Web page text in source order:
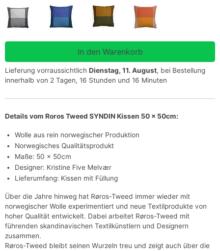
Lieferung vorraussichtlich Dienstag, 11. August, bei Bestellung
innerhalb von 2 Tagen, 16 Stunden und 16 Minuten
Details vom Roros Tweed SYNDIN Kissen 50 x 50cm:
Wolle aus rein norwegischer Produktion
Norwegisches Qualitätsprodukt
Maße: 50 x 50cm
Designer: Kristine Five Melvær
Lieferumfang: Kissen mit Füllung
Über die Jahre hinweg hat Røros-Tweed immer wieder mit
norwegischer Wolle experimentiert und neue Textilprodukte von
hoher Qualität entwickelt. Dabei arbeitet Røros-Tweed mit
führenden skandinavischen Textilkünstlern und Designern
zusammen.
Røros-Tweed bleibt seinen Wurzeln treu und zeigt auch über die